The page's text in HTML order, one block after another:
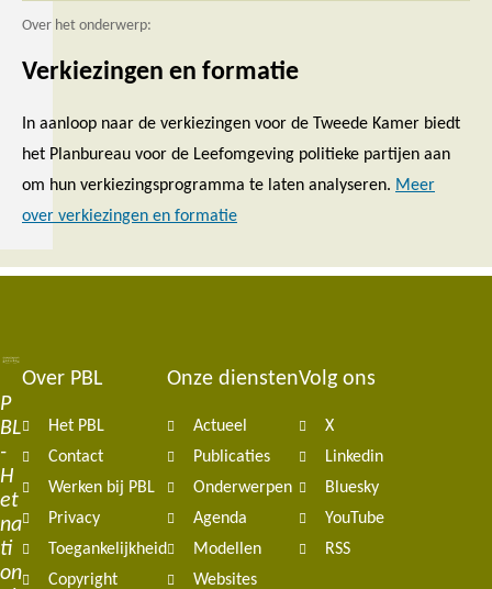
Over het onderwerp:
Verkiezingen en formatie
In aanloop naar de verkiezingen voor de Tweede Kamer biedt
het Planbureau voor de Leefomgeving politieke partijen aan
om hun verkiezingsprogramma te laten analyseren. Meer
over verkiezingen en formatie
P
BL
-
H
et
na
ti
on
Footer
navigation
Over PBL
Het PBL
Contact
Werken bij PBL
Privacy
Toegankelijkheid
Copyright
Onze diensten
Actueel
Publicaties
Onderwerpen
Agenda
Modellen
Websites
Volg ons
X
Linkedin
Bluesky
YouTube
RSS